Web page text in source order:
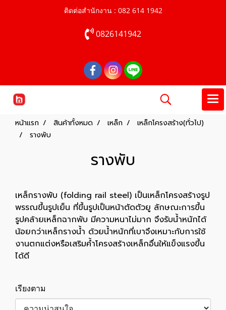
ติดต่อสำนักงาน : 082 614 1942
0826141942
หน้าแรก สินค้าทั้งหมด เหล็ก
เหล็กโครงสร้าง(ทั่วไป)
รางพับ
รางพับ
เหล็กรางพับ (folding rail steel) เป็นเหล็กโครงสร้างรูป
พรรณขึ้นรูปเย็น ที่ขึ้นรูปเป็นหน้าตัดตัวยู ลักษณะการขึ้น
รูปคล้ายเหล็กฉากพับ มีความหนาไม่มาก จึงรับน้ำหนักได้
น้อยกว่าเหล็กรางน้ำ ด้วยน้ำหนักที่เบาจึงเหมาะกับการใช้
งานตกแต่งหรือเสริมค้ำโครงสร้างเหล็กอื่นให้แข็งแรงขึ้น
ได้ดี
เรียงตาม